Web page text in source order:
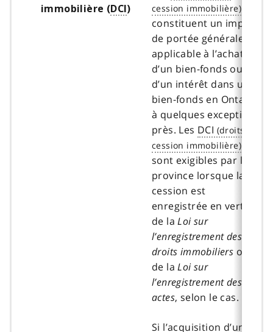
immobilière (DCI)
constituent un impôt
de portée générale
applicable à l’achat
d’un bien-fonds ou
d’un intérêt dans un
bien-fonds en Ontario,
à quelques exceptions
près. Les DCI
sont exigibles par la
province lorsque la
cession est
enregistrée en vertu
de laLoi sur
l’enregistrement des
droits immobiliers ou
de laLoi sur
l’enregistrement des
actes, selon le cas.
Si l’acquisition d’un